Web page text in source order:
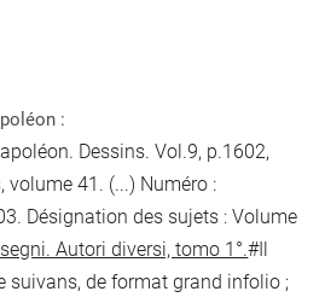
:
Dessins. Vol.9, p.1602,
volume 41. (...) Numéro :
. Désignation des sujets : Volume
Autori diversi, tomo 1°.#Il
suivans, de format grand infolio ;